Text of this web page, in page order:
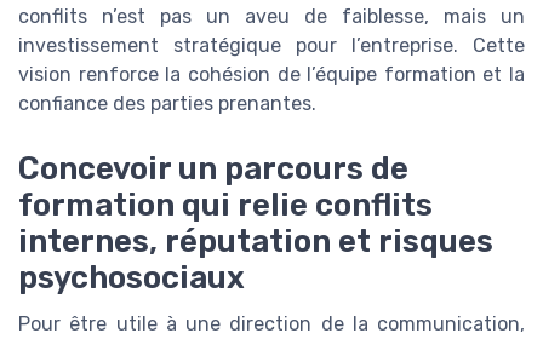
conflits n’est pas un aveu de faiblesse, mais un
investissement stratégique pour l’entreprise. Cette
vision renforce la cohésion de l’équipe formation et la
confiance des parties prenantes.
Concevoir un parcours de
formation qui relie conflits
internes, réputation et risques
psychosociaux
Pour être utile à une direction de la communication,